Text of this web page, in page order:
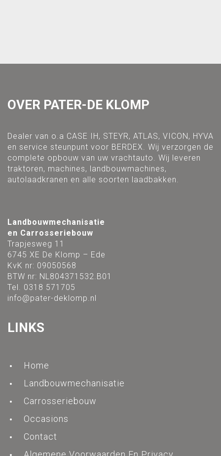
OVER PATER-DE KLOMP
Dealer van o.a CASE IH, STEYR, ATLAS, VICON, HYVA
en service steunpunt voor BERDEX. Wij verzorgen de
complete opbouw van uw vrachtauto. Wij leveren
traktoren, machines, landbouwmachines,
autolaadkranen en alle soorten laadbakken.
Landbouwmechanisatie
en Carrosseriebouw
Trapjesweg 11
6745 XE De Klomp – Ede
KvK nr: 09050568
BTW nr: NL804371532.B01
Tel. 0318 571705
info@pater-deklomp.nl
LINKS
Home
Landbouwmechanisatie
Carrosseriebouw
Occasions
Contact